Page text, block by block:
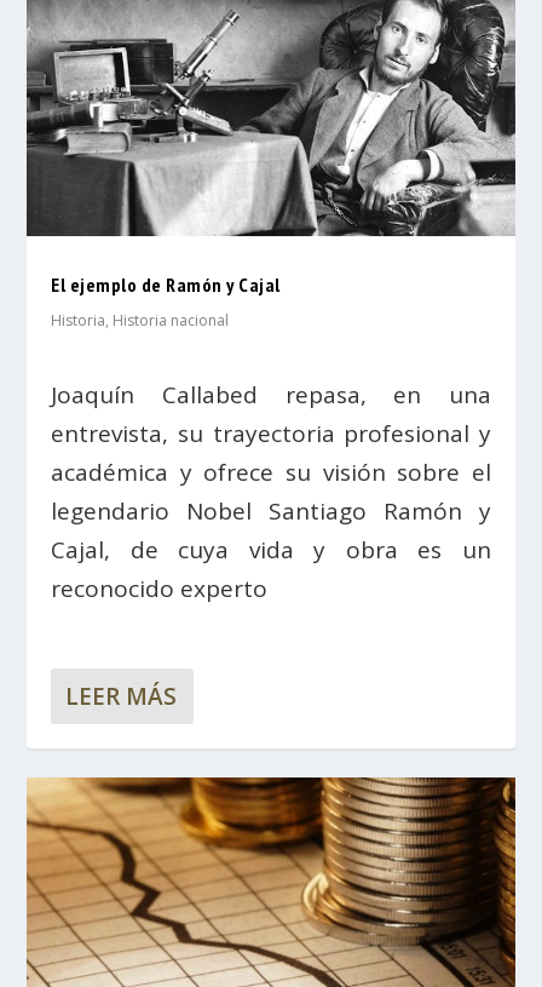
El ejemplo de Ramón y Cajal
Historia, Historia nacional
Joaquín Callabed repasa, en una
entrevista, su trayectoria profesional y
académica y ofrece su visión sobre el
legendario Nobel Santiago Ramón y
Cajal, de cuya vida y obra es un
reconocido experto
LEER MÁS